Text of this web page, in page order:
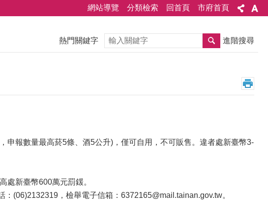
網站導覽 分類檢索 回首頁 市府首頁
熱門關鍵字 搜尋 進階搜尋
申報數量最高菸5條、酒5公升)，僅可自用，不可販售。違者處新臺幣3-
處新臺幣600萬元罰鍰。
(06)2132319，檢舉電子信箱：6372165@mail.tainan.gov.tw。